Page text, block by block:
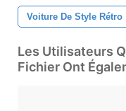
Voiture De Style Rétro
Les Utilisateurs
Fichier Ont